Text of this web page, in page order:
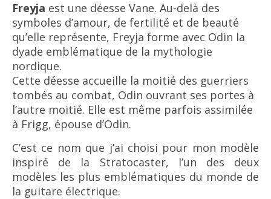
Freyja est une déesse Vane. Au-delà des
symboles d’amour, de fertilité et de beauté
qu’elle représente, Freyja forme avec Odin la
dyade emblématique de la mythologie
nordique.
Cette déesse accueille la moitié des guerriers
tombés au combat, Odin ouvrant ses portes à
l’autre moitié. Elle est même parfois assimilée
à Frigg, épouse d’Odin.
C’est ce nom que j’ai choisi pour mon modèle
inspiré de la Stratocaster, l’un des deux
modèles les plus emblématiques du monde de
la guitare électrique.